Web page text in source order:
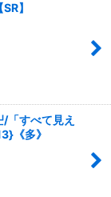
】
「すべて見え
《多》